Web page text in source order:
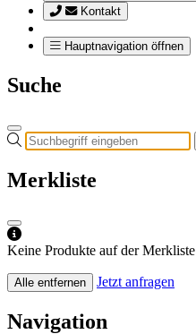
Kontakt
Hauptnavigation öffnen
Suche
Merkliste
Keine Produkte auf der Merkliste
Alle entfernen Jetzt anfragen
Navigation